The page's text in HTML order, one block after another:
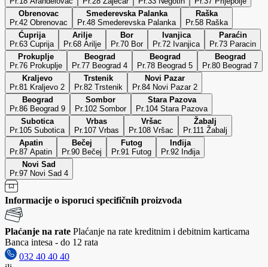
Obrenovac
Pr.42 Obrenovac
Smederevska Palanka
Pr.48 Smederevska Palanka
Raška
Pr.58 Raška
Ćuprija
Pr.63 Cuprija
Arilje
Pr.68 Arilje
Bor
Pr.70 Bor
Ivanjica
Pr.72 Ivanjica
Paraćin
Pr.73 Paracin
Prokuplje
Pr.76 Prokuplje
Beograd
Pr.77 Beograd 4
Beograd
Pr.78 Beograd 5
Beograd
Pr.80 Beograd 7
Kraljevo
Pr.81 Kraljevo 2
Trstenik
Pr.82 Trstenik
Novi Pazar
Pr.84 Novi Pazar 2
Beograd
Pr.86 Beograd 9
Sombor
Pr.102 Sombor
Stara Pazova
Pr.104 Stara Pazova
Subotica
Pr.105 Subotica
Vrbas
Pr.107 Vrbas
Vršac
Pr.108 Vršac
Žabalj
Pr.111 Žabalj
Apatin
Pr.87 Apatin
Bečej
Pr.90 Bečej
Futog
Pr.91 Futog
Inđija
Pr.92 Inđija
Novi Sad
Pr.97 Novi Sad 4
Informacije o isporuci specifičnih proizvoda
Plaćanje na rate Plaćanje na rate kreditnim i debitnim karticama
Banca intesa - do 12 rata
032 40 40 40